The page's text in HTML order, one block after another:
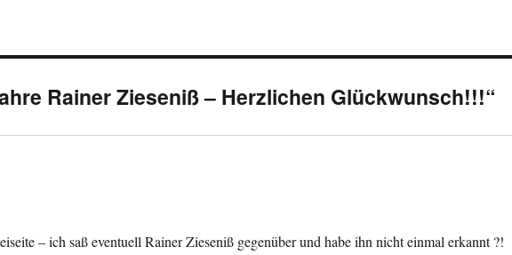
Rainer Zieseniß – Herzlichen Glückwunsch!!!“
– ich saß eventuell Rainer Zieseniß gegenüber und habe ihn nicht einmal erkannt ?!